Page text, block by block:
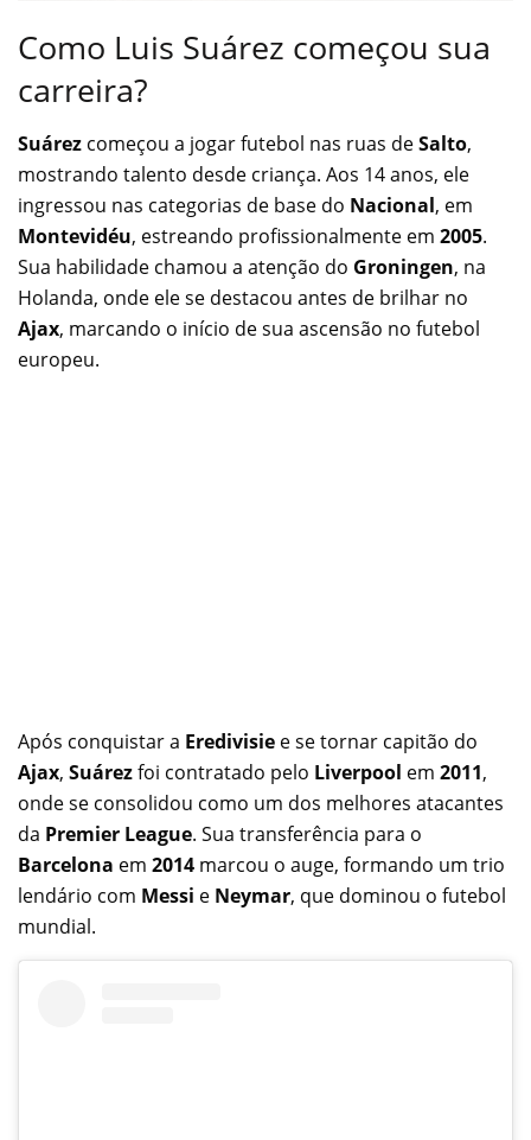
Como Luis Suárez começou sua
carreira?
Suárez começou a jogar futebol nas ruas deSalto,
mostrando talento desde criança. Aos 14 anos, ele
ingressou nas categorias de base do Nacional, em
Montevidéu, estreando profissionalmente em 2005.
Sua habilidade chamou a atenção do Groningen, na
Holanda, onde ele se destacou antes de brilhar no
Ajax, marcando o início de sua ascensão no futebol
europeu.
Após conquistar a Eredivisie e se tornar capitão do
Ajax, Suárezfoi contratado pelo Liverpool em 2011,
onde se consolidou como um dos melhores atacantes
da Premier League. Sua transferência para o
Barcelona em 2014 marcou o auge, formando um trio
lendário com Messi e Neymar, que dominou o futebol
mundial.